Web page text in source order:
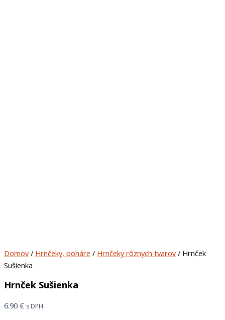
Domov/ Hrnčeky, poháre / Hrnčeky rôznych tvarov/ Hrnček
Sušienka
Hrnček Sušienka
6.90 € s DPH